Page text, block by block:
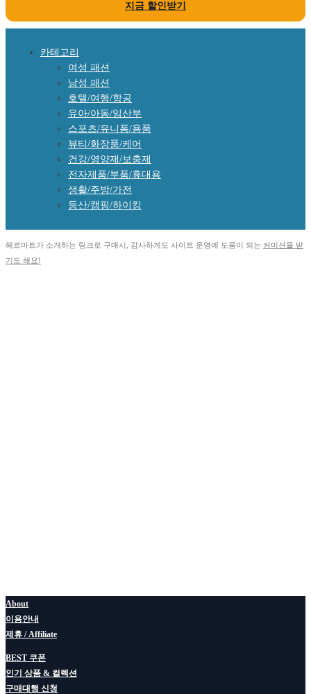
지금 할인받기
카테고리
여성 패션
남성 패션
호텔/여행/항공
유아/아동/임산부
스포츠/유니폼/용품
뷰티/화장품/케어
건강/영양제/보충제
전자제품/부품/휴대용
생활/주방/가전
등산/캠핑/하이킹
헤르마트가 소개하는 링크로 구매시, 감사하게도 사이트 운영에 도움이 되는 커미션을 받
기도 해요!
About
이용안내
제휴 / Affiliate
BEST 쿠폰
인기 상품 & 컬렉션
구매대행 신청